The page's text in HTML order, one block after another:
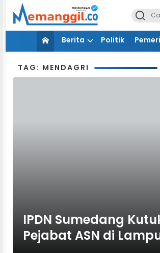
Berita Politik
TAG: MENDAGRI
IPDN Sumedang
Pejabat ASN di